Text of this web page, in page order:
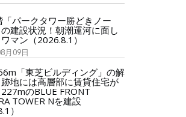
パークタワー勝どきノー
建設状況！朝潮運河に面し
マン（2026.8.1）
月09日
「東芝ビルディング」の解
地には高層部に賃貸住宅が
のBLUE FRONT
TOWER Nを建設
）